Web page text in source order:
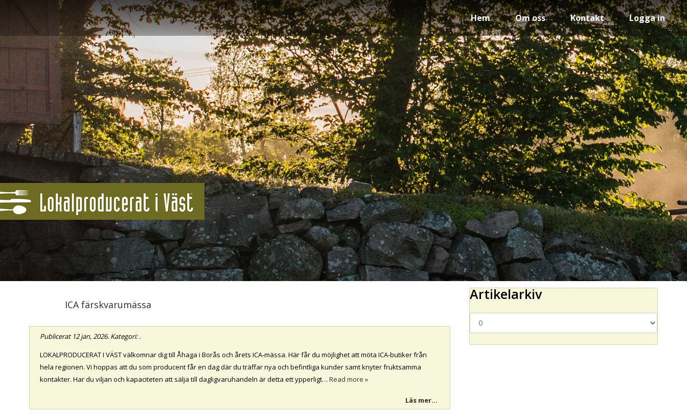
Hem Om oss Kontakt Logga in
ICA färskvarumässa
Publicerat 12 jan, 2026. Kategori: .
LOKALPRODUCERAT I VÄST välkomnar dig till Åhaga i Borås och årets ICA-mässa. Här får du möjlighet att möta ICA-butiker från
hela regionen. Vi hoppas att du som producent får en dag där du träffar nya och befintliga kunder samt knyter fruktsamma
kontakter. Har du viljan och kapaciteten att sälja till dagligvaruhandeln är detta ett ypperligt… Read more »
Läs mer...
Artikelarkiv